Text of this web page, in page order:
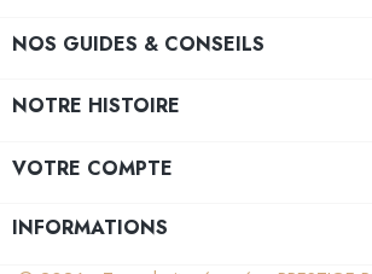
NOS GUIDES & CONSEILS
NOTRE HISTOIRE
VOTRE COMPTE
INFORMATIONS